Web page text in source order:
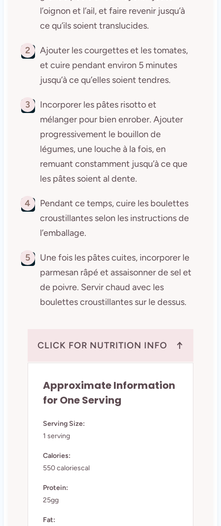
l’oignon et l’ail, et faire revenir jusqu’à
ce qu’ils soient translucides.
2
Ajouter les courgettes et les tomates,
et cuire pendant environ 5 minutes
jusqu’à ce qu’elles soient tendres.
3
Incorporer les pâtes risotto et
mélanger pour bien enrober. Ajouter
progressivement le bouillon de
légumes, une louche à la fois, en
remuant constamment jusqu’à ce que
les pâtes soient al dente.
4
Pendant ce temps, cuire les boulettes
croustillantes selon les instructions de
l’emballage.
5
Une fois les pâtes cuites, incorporer le
parmesan râpé et assaisonner de sel et
de poivre. Servir chaud avec les
boulettes croustillantes sur le dessus.
CLICK FOR NUTRITION INFO ↑
Approximate Information
for One Serving
Serving Size:
1 serving
Calories:
550 caloriescal
Protein:
25gg
Fat: